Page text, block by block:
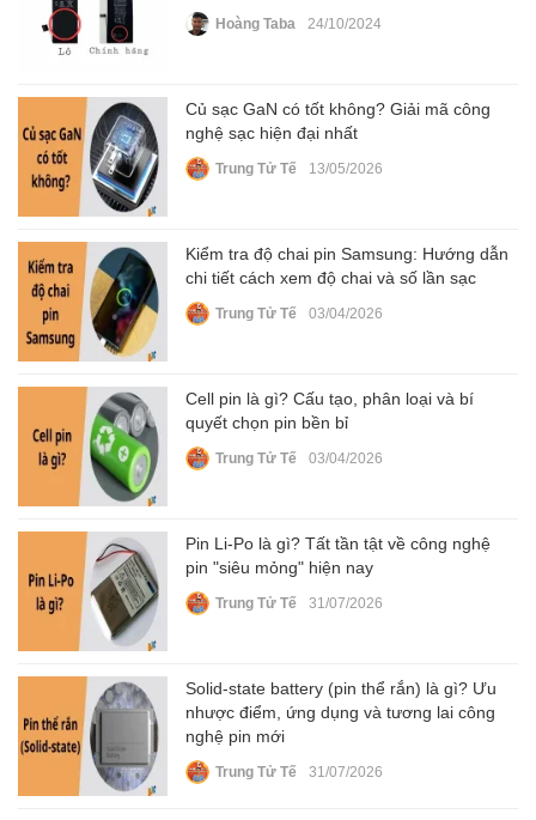
Hoàng Taba 24/10/2024
Củ sạc GaN có tốt không? Giải mã công
nghệ sạc hiện đại nhất
Trung Tử Tế 13/05/2026
Kiểm tra độ chai pin Samsung: Hướng dẫn
chi tiết cách xem độ chai và số lần sạc
Trung Tử Tế 03/04/2026
Cell pin là gì? Cấu tạo, phân loại và bí
quyết chọn pin bền bỉ
Trung Tử Tế 03/04/2026
Pin Li-Po là gì? Tất tần tật về công nghệ
pin "siêu mỏng" hiện nay
Trung Tử Tế 31/07/2026
Solid-state battery (pin thể rắn) là gì? Ưu
nhược điểm, ứng dụng và tương lai công
nghệ pin mới
Trung Tử Tế 31/07/2026